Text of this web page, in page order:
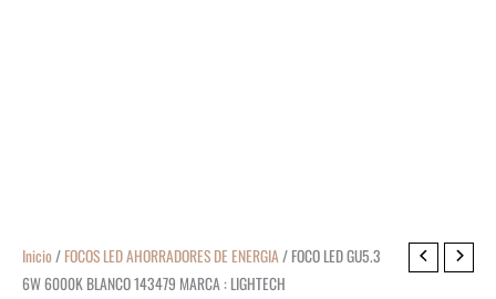
Inicio/ FOCOS LED AHORRADORES DE ENERGIA/ FOCO LED GU5.3
6W 6000K BLANCO 143479 MARCA : LIGHTECH